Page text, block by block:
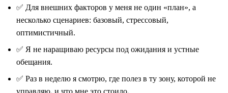
✅ Для внешних факторов у меня не один «план», а
несколько сценариев: базовый, стрессовый,
оптимистичный.
✅ Я не наращиваю ресурсы под ожидания и устные
обещания.
✅ Раз в неделю я смотрю, где полез в ту зону, которой не
управляю, и что мне это стоило.